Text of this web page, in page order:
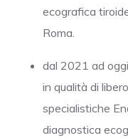
ecografica
Roma.
dal 2021 ad
in qualità di
specialistiche
diagnostica